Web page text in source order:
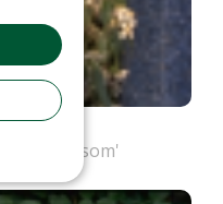
Blossom'